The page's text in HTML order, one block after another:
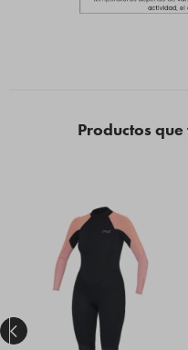
Productos
